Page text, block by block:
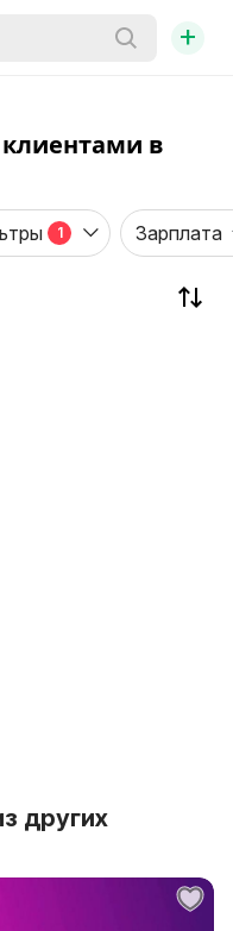
+
в
1 Зарплата
других